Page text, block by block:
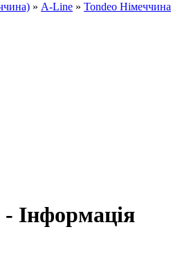
» A-Line » Tondeo Німеччина
Інформація